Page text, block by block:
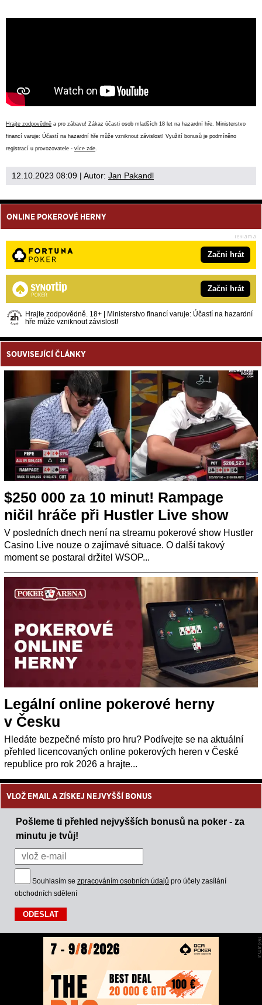
Hrajte zodpovědně a pro zábavu! Zákaz účasti osob mladších 18 let na hazardní hře. Ministerstvo
financí varuje: Účastí na hazardní hře může vzniknout závislost! Využití bonusů je podmíněno
registrací u provozovatele - více zde
12.10.2023 08:09 | Autor: Jan Pakandl
ONLINE POKEROVÉ HERNY
Začni hrát
Začni hrát
Hrajte zodpovědně. 18+ | Ministerstvo financí varuje: Účastí na hazardní
hře může vzniknout závislost!
SOUVISEJÍCÍ ČLÁNKY
$250 000 za 10 minut! Rampage
ničil hráče při Hustler Live show
V posledních dnech není na streamu pokerové show Hustler
Casino Live nouze o zajímavé situace. O další takový
moment se postaral držitel WSOP...
Legální online pokerové herny
v Česku
Hledáte bezpečné místo pro hru? Podívejte se na aktuální
přehled licencovaných online pokerových heren v České
republice pro rok 2026 a hrajte...
VLOŽ EMAIL A ZÍSKEJ NEJVYŠŠÍ BONUS
Pošleme ti přehled nejvyšších bonusů na poker - za
minutu je tvůj!
Souhlasím se zpracováním osobních údajů pro účely zasílání
obchodních sdělení